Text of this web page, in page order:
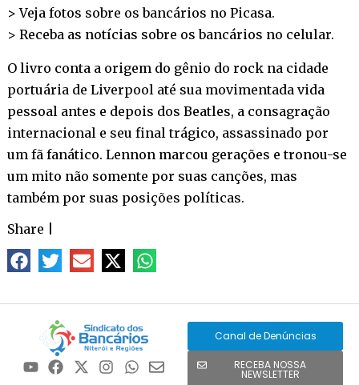
> Veja fotos sobre os bancários no Picasa.
> Receba as notícias sobre os bancários no celular.
O livro conta a origem do gênio do rock na cidade
portuária de Liverpool até sua movimentada vida
pessoal antes e depois dos Beatles, a consagração
internacional e seu final trágico, assassinado por
um fã fanático. Lennon marcou gerações e tronou-se
um mito não somente por suas canções, mas
também por suas posições políticas.
Share
Canal de Denúncias
RECEBA NOSSA
NEWSLETTER